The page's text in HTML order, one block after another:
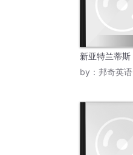
新亚特兰蒂斯
by： 邦奇英语